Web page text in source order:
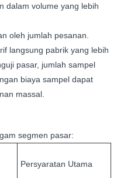
dalam volume yang lebih
oleh jumlah pesanan.
langsung pabrik yang lebih
pasar, jumlah sampel
biaya sampel dapat
massal.
segmen pasar:
Persyaratan Utama